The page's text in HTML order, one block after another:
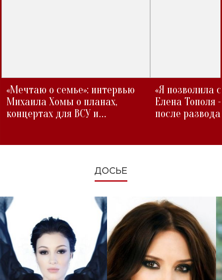
«Мечтаю о семье»: интервью
Михаила Хомы о планах,
концертах для ВСУ и
«Я позволила
Елена Тополя
после развода
ДОСЬЕ